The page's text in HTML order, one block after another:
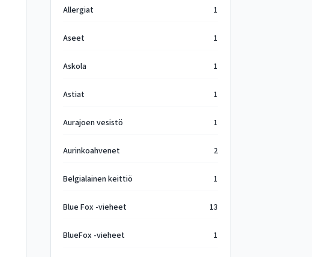
Allergiat 1
Aseet 1
Askola 1
Astiat 1
Aurajoen vesistö 1
Aurinkoahvenet 2
Belgialainen keittiö 1
Blue Fox -vieheet 13
BlueFox -vieheet 1